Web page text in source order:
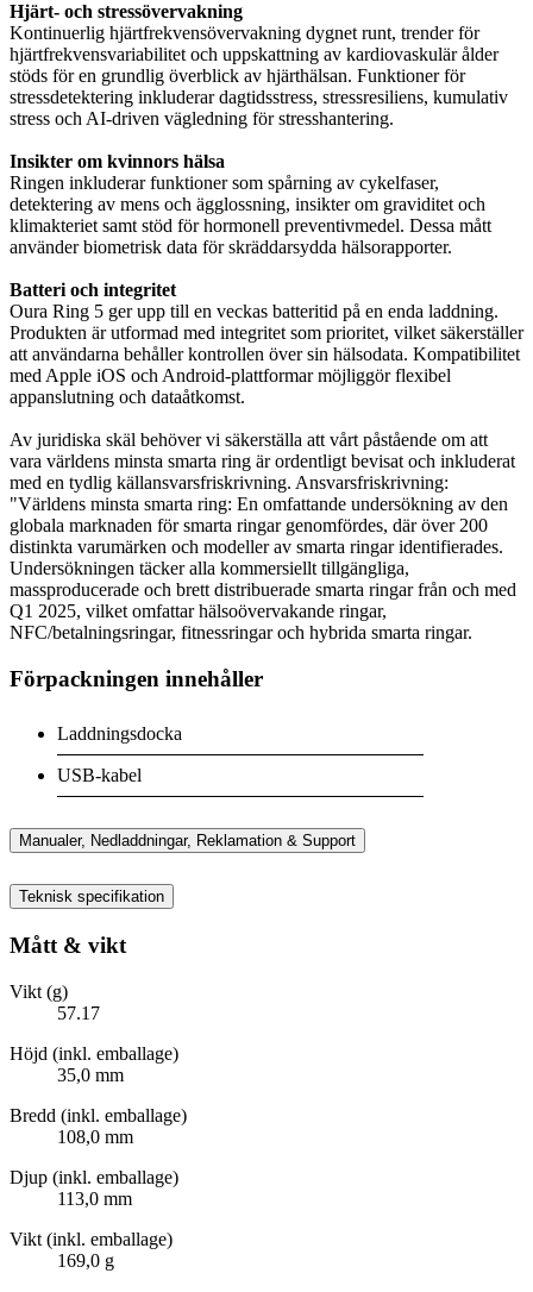
Hjärt- och stressövervakning
Kontinuerlig hjärtfrekvensövervakning dygnet runt, trender för
hjärtfrekvensvariabilitet och uppskattning av kardiovaskulär ålder
stöds för en grundlig överblick av hjärthälsan. Funktioner för
stressdetektering inkluderar dagtidsstress, stressresiliens, kumulativ
stress och AI-driven vägledning för stresshantering.
Insikter om kvinnors hälsa
Ringen inkluderar funktioner som spårning av cykelfaser,
detektering av mens och ägglossning, insikter om graviditet och
klimakteriet samt stöd för hormonell preventivmedel. Dessa mått
använder biometrisk data för skräddarsydda hälsorapporter.
Batteri och integritet
Oura Ring 5 ger upp till en veckas batteritid på en enda laddning.
Produkten är utformad med integritet som prioritet, vilket säkerställer
att användarna behåller kontrollen över sin hälsodata. Kompatibilitet
med Apple iOS och Android-plattformar möjliggör flexibel
appanslutning och dataåtkomst.
Av juridiska skäl behöver vi säkerställa att vårt påstående om att
vara världens minsta smarta ring är ordentligt bevisat och inkluderat
med en tydlig källansvarsfriskrivning. Ansvarsfriskrivning:
"Världens minsta smarta ring: En omfattande undersökning av den
globala marknaden för smarta ringar genomfördes, där över 200
distinkta varumärken och modeller av smarta ringar identifierades.
Undersökningen täcker alla kommersiellt tillgängliga,
massproducerade och brett distribuerade smarta ringar från och med
Q1 2025, vilket omfattar hälsoövervakande ringar,
NFC/betalningsringar, fitnessringar och hybrida smarta ringar.
Förpackningen innehåller
Laddningsdocka
USB-kabel
Manualer, Nedladdningar, Reklamation & Support
Teknisk specifikation
Mått & vikt
Vikt (g)
57.17
Höjd (inkl. emballage)
35,0 mm
Bredd (inkl. emballage)
108,0 mm
Djup (inkl. emballage)
113,0 mm
Vikt (inkl. emballage)
169,0 g